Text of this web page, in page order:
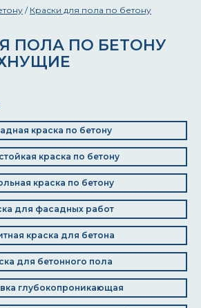
/ Краски для пола по бетону
ПОЛА ПО БЕТОНУ
краска по бетону
краска по бетону
краска по бетону
для фасадных работ
краска для бетона
для бетонного пола
глубокопроникающая